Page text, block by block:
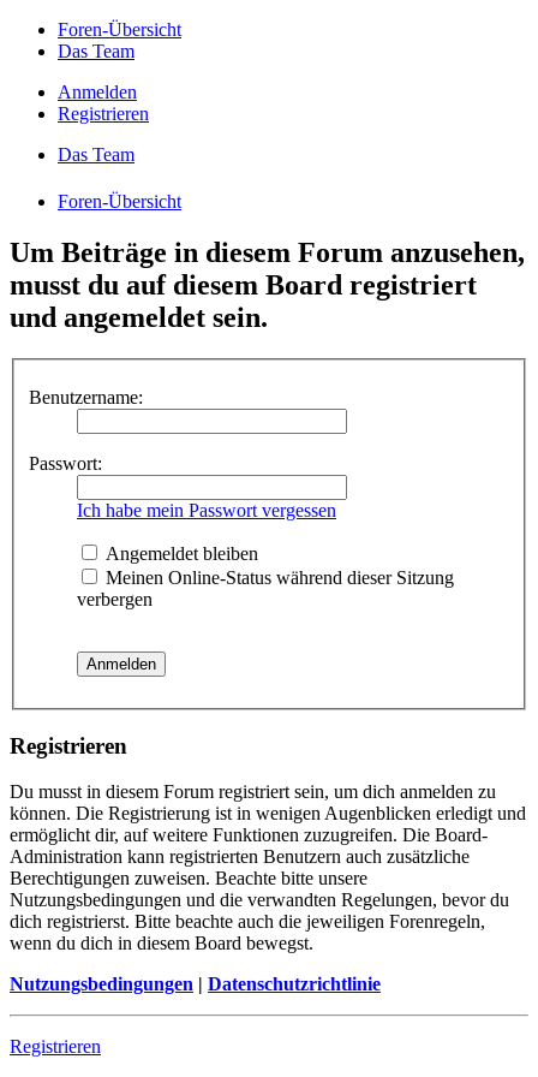
Foren-Übersicht
Das Team
Anmelden
Registrieren
Das Team
Foren-Übersicht
Um Beiträge in diesem Forum anzusehen,
musst du auf diesem Board registriert
und angemeldet sein.
Benutzername:
Passwort:
Ich habe mein Passwort vergessen
Angemeldet bleiben
Meinen Online-Status während dieser Sitzung
verbergen
Registrieren
Du musst in diesem Forum registriert sein, um dich anmelden zu
können. Die Registrierung ist in wenigen Augenblicken erledigt und
ermöglicht dir, auf weitere Funktionen zuzugreifen. Die Board-
Administration kann registrierten Benutzern auch zusätzliche
Berechtigungen zuweisen. Beachte bitte unsere
Nutzungsbedingungen und die verwandten Regelungen, bevor du
dich registrierst. Bitte beachte auch die jeweiligen Forenregeln,
wenn du dich in diesem Board bewegst.
Nutzungsbedingungen | Datenschutzrichtlinie
Registrieren